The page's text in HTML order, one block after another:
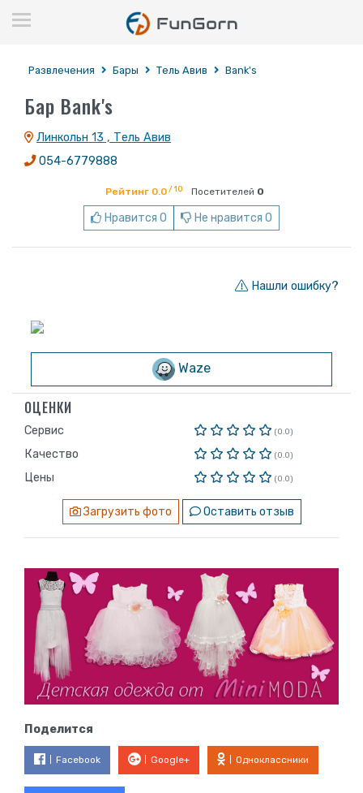
Развлечения Бары Тель Авив Bank's
Бар Bank's
Линкольн 13 , Тель Авив
054-6779888
Рейтинг 0.0/ 10 Посетителей 0
Нравится 0 Не нравится 0
Нашли ошибку?
Waze
ОЦЕНКИ
Сервис (0.0)
Качество (0.0)
Цены (0.0)
Загрузить фото Оставить отзыв
Поделится
Facebook Google+ Одноклассники